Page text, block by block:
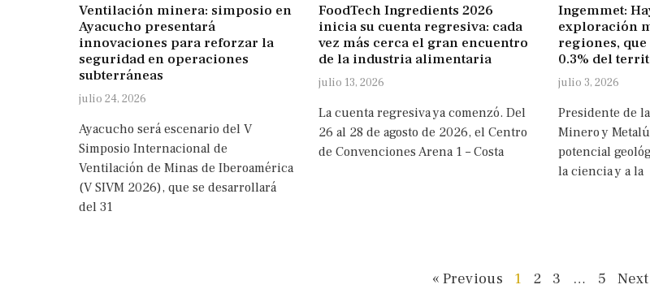
Ventilación minera: simposio en
Ayacucho presentará
innovaciones para reforzar la
seguridad en operaciones
subterráneas
julio 24, 2026
Ayacucho será escenario del V
Simposio Internacional de
Ventilación de Minas de Iberoamérica
(V SIVM 2026), que se desarrollará
del 31
FoodTech Ingredients 2026
inicia su cuenta regresiva: cada
vez más cerca el gran encuentro
de la industria alimentaria
julio 13, 2026
La cuenta regresiva ya comenzó. Del
26 al 28 de agosto de 2026, el Centro
de Convenciones Arena 1 – Costa
Ingemmet:
exploración
regiones,
0.3% del
julio 3, 2026
Presidente de
Minero y
potencial
la ciencia y a la
« Previous 1 2 3 … 5